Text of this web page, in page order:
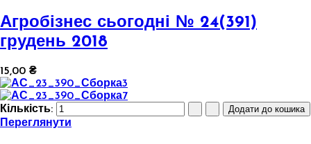
Агробізнес сьогодні № 24(391)
грудень 2018
15,00 ₴
Кількість:
Переглянути